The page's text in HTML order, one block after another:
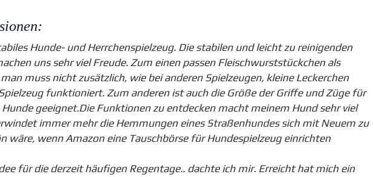
Hunde- und Herrchenspielzeug. Die stabilen und leicht zu reinigenden
uns sehr viel Freude. Zum einen passen Fleischwurststückchen als
muss nicht zusätzlich, wie bei anderen Spielzeugen, kleine Leckerchen
funktioniert. Zum anderen ist auch die Größe der Griffe und Züge für
geeignet.Die Funktionen zu entdecken macht meinem Hund sehr viel
immer mehr die Hemmungen eines Straßenhundes sich mit Neuem zu
wäre, wenn Amazon eine Tauschbörse für Hundespielzeug einrichten
für die derzeit häufigen Regentage.. dachte ich mir. Erreicht hat mich ein